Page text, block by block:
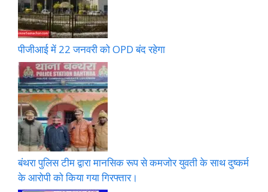
पीजीआई में 22 जनवरी को OPD बंद रहेगा
बंथरा पुलिस टीम द्वारा मानसिक रूप से कमजोर युवती के साथ दुष्कर्म
के आरोपी को किया गया गिरफ्तार।